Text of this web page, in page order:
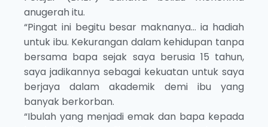
anugerah itu.
“Pingat ini begitu besar maknanya… ia hadiah
untuk ibu. Kekurangan dalam kehidupan tanpa
bersama bapa sejak saya berusia 15 tahun,
saya jadikannya sebagai kekuatan untuk saya
berjaya dalam akademik demi ibu yang
banyak berkorban.
“Ibulah yang menjadi emak dan bapa kepada